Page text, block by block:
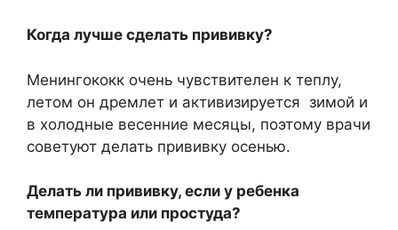
Когда лучше сделать прививку?
Менингококк очень чувствителен к теплу,
летом он дремлет и активизируется зимой и
в холодные весенние месяцы, поэтому врачи
советуют делать прививку осенью.
Делать ли прививку, если у ребенка
температура или простуда?